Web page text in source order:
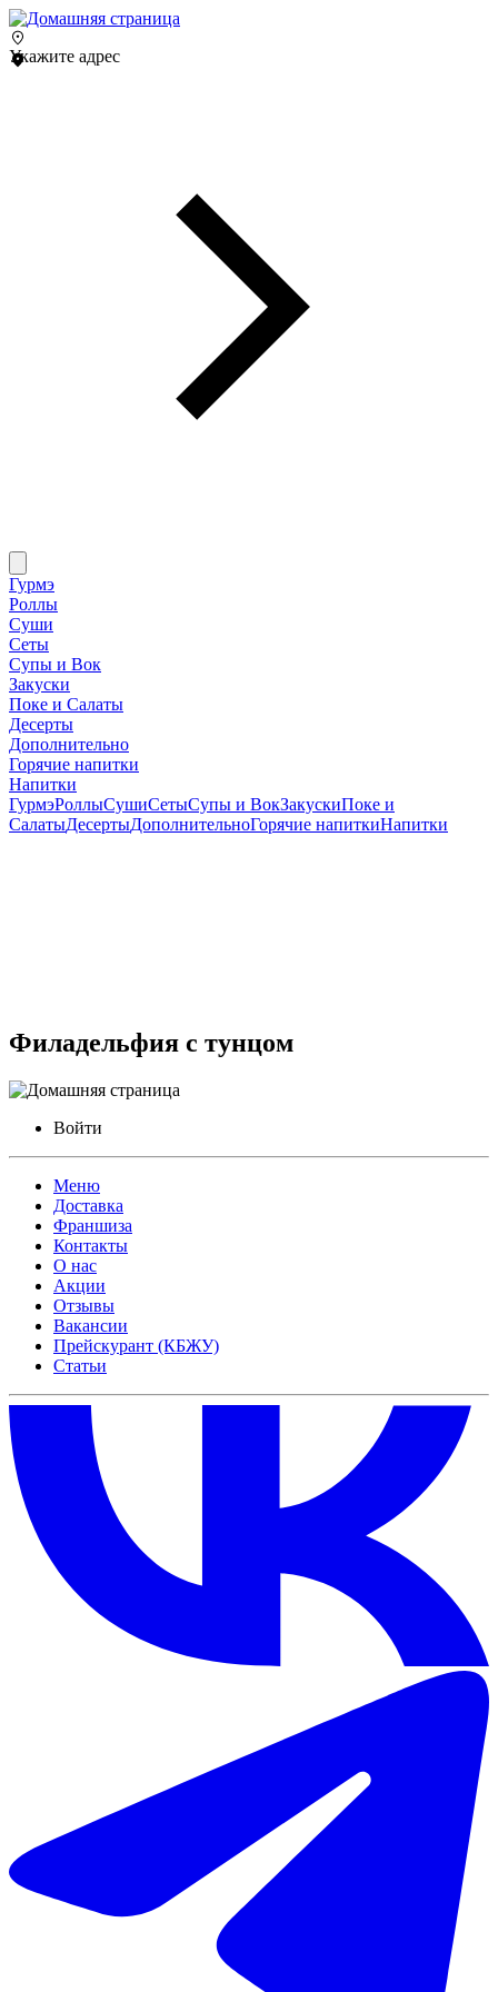
Укажите адрес
Гурмэ
Роллы
Суши
Сеты
Супы и Вок
Закуски
Поке и Салаты
Десерты
Дополнительно
Горячие напитки
Напитки
ГурмэРоллыСушиСетыСупы и ВокЗакускиПоке и
СалатыДесертыДополнительноГорячие напиткиНапитки
Филадельфия с тунцом
Войти
Меню
Доставка
Франшиза
Контакты
О нас
Акции
Отзывы
Вакансии
Прейскурант (КБЖУ)
Статьи